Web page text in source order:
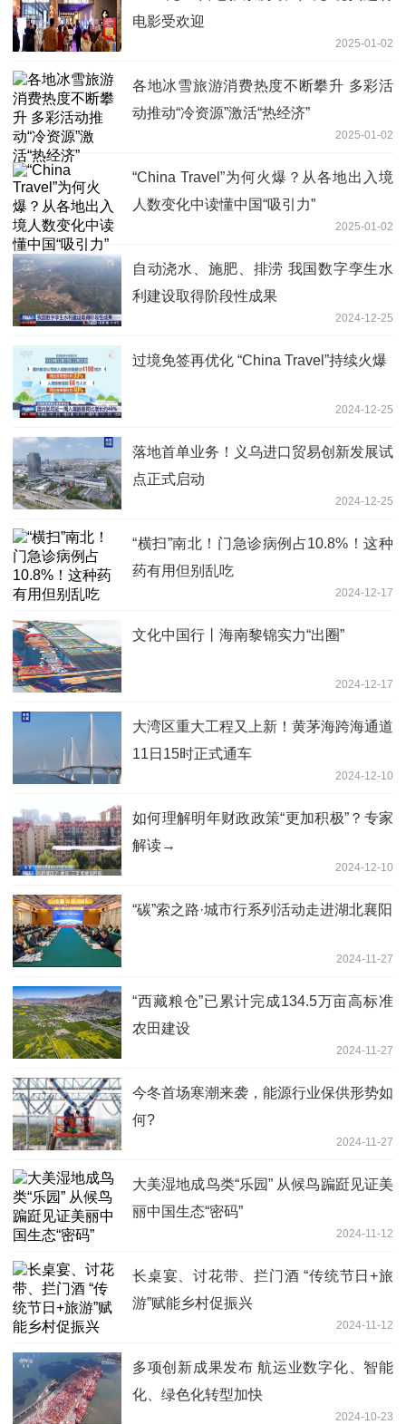
电影受欢迎
2025-01-02
各地冰雪旅游消费热度不断攀升 多彩活
动推动“冷资源”激活“热经济”
2025-01-02
“China Travel”为何火爆？从各地出入境
人数变化中读懂中国“吸引力”
2025-01-02
自动浇水、施肥、排涝 我国数字孪生水
利建设取得阶段性成果
2024-12-25
过境免签再优化 “China Travel”持续火爆
2024-12-25
落地首单业务！义乌进口贸易创新发展试
点正式启动
2024-12-25
“横扫”南北！门急诊病例占10.8%！这种
药有用但别乱吃
2024-12-17
文化中国行丨海南黎锦实力“出圈”
2024-12-17
大湾区重大工程又上新！黄茅海跨海通道
11日15时正式通车
2024-12-10
如何理解明年财政政策“更加积极”？专家
解读→
2024-12-10
“碳”索之路·城市行系列活动走进湖北襄阳
2024-11-27
“西藏粮仓”已累计完成134.5万亩高标准
农田建设
2024-11-27
今冬首场寒潮来袭，能源行业保供形势如
何?
2024-11-27
大美湿地成鸟类“乐园” 从候鸟蹁跹见证美
丽中国生态“密码”
2024-11-12
长桌宴、讨花带、拦门酒 “传统节日+旅
游”赋能乡村促振兴
2024-11-12
多项创新成果发布 航运业数字化、智能
化、绿色化转型加快
2024-10-23